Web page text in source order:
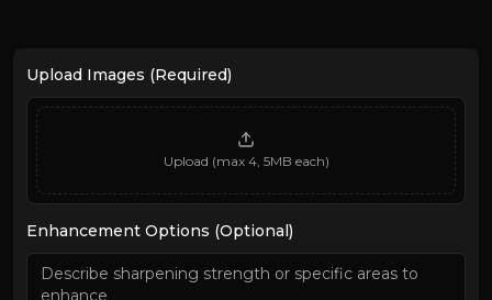
Upload Images (Required)
Upload (max 4, 5MB each)
Enhancement Options (Optional)